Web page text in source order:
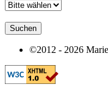
©2012 - 2026